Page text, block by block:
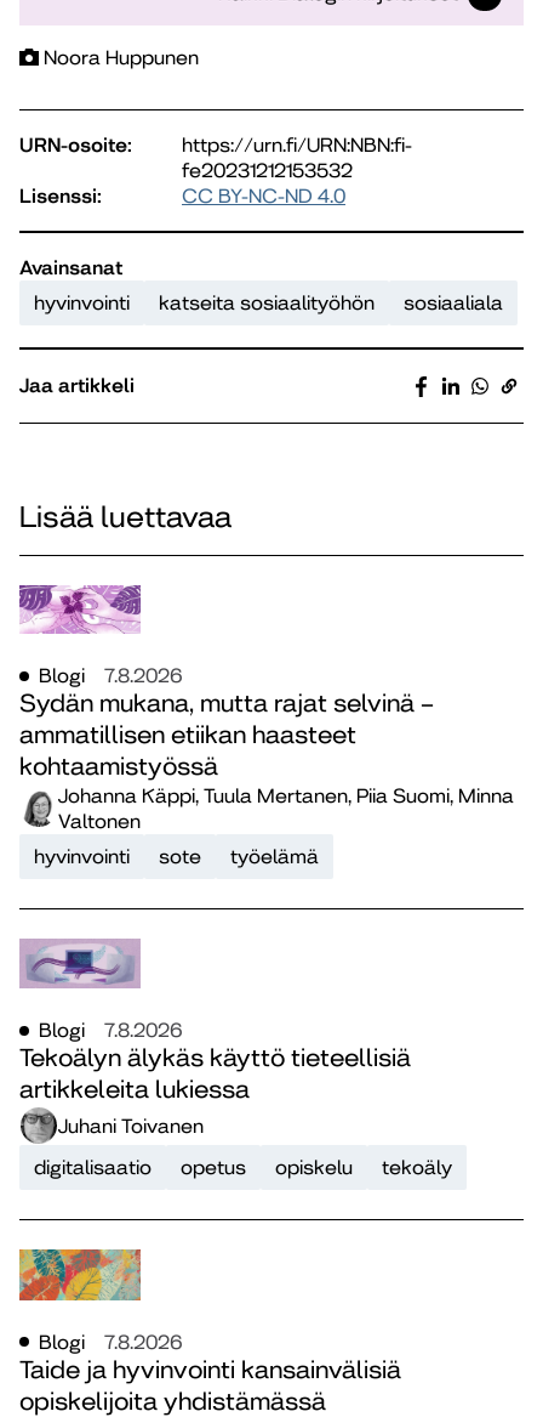
Noora Huppunen
URN-osoite:
https://urn.fi/URN:NBN:fi-
fe20231212153532
Lisenssi:
CC BY-NC-ND 4.0
Avainsanat
hyvinvointi
katseita sosiaalityöhön sosiaaliala
Jaa artikkeli
Lisää luettavaa
Blogi 7.8.2026
Sydän mukana, mutta rajat selvinä –
ammatillisen etiikan haasteet
kohtaamistyössä
Johanna Käppi, Tuula Mertanen, Piia Suomi, Minna
Valtonen
hyvinvointi
sote työelämä
Blogi 7.8.2026
Tekoälyn älykäs käyttö tieteellisiä
artikkeleita lukiessa
Juhani Toivanen
digitalisaatio
opetus opiskelu tekoäly
Blogi 7.8.2026
Taide ja hyvinvointi kansainvälisiä
opiskelijoita yhdistämässä